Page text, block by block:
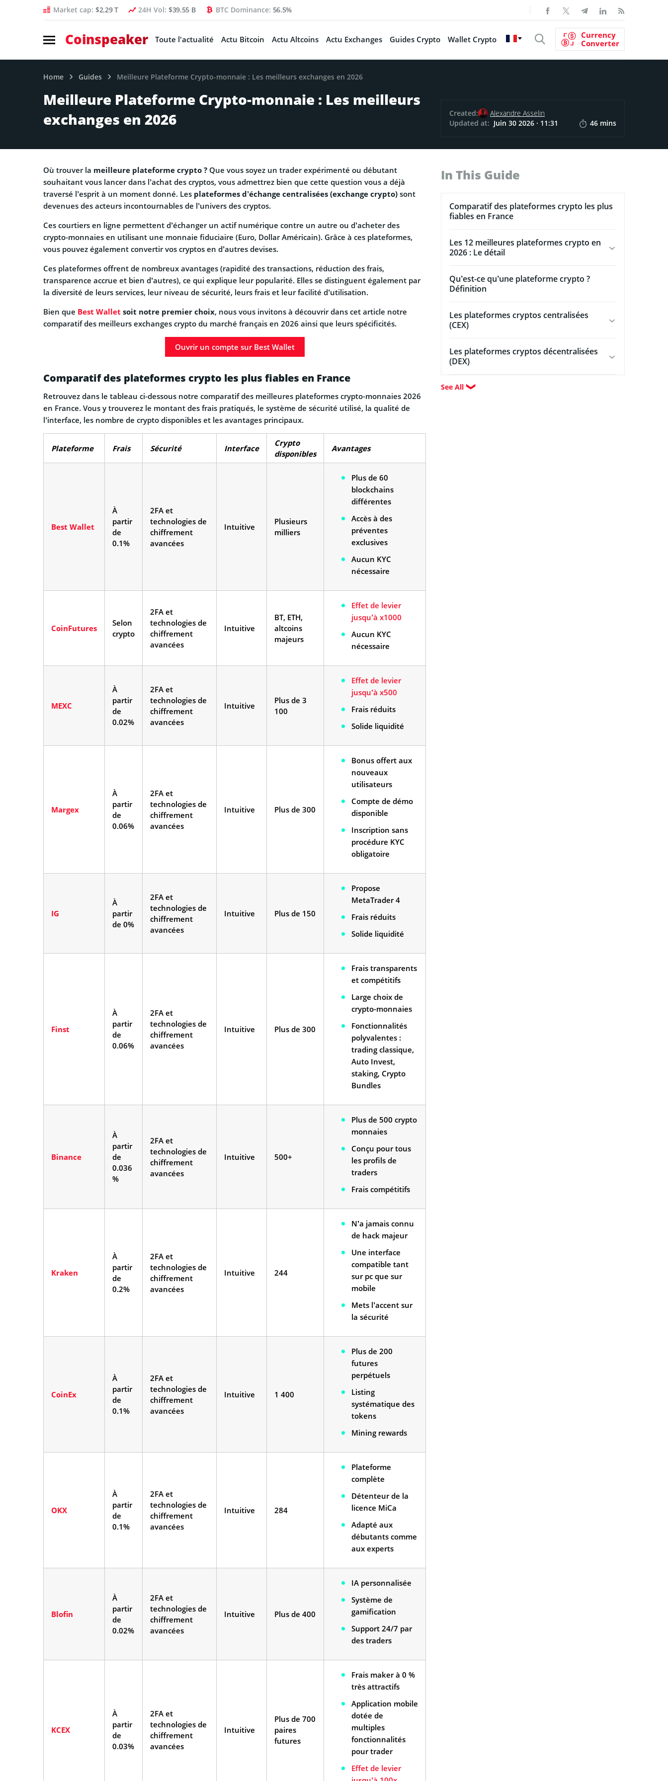
Market cap: $2.29 T 24H Vol: $39.55 B BTC Dominance: 56.5%
Coinspeaker Toute l'actualité Actu Bitcoin Actu Altcoins Actu Exchanges Guides Crypto Wallet Crypto
Currency
Converter
Home Guides Meilleure Plateforme Crypto-monnaie : Les meilleurs exchanges en 2026
Meilleure Plateforme Crypto-monnaie : Les meilleurs
exchanges en 2026
Created:
Alexandre Asselin
Updated at: Juin 30 2026 · 11:31 46 mins
Où trouver la meilleure plateforme crypto ? Que vous soyez un trader expérimenté ou débutant
souhaitant vous lancer dans l’achat des cryptos, vous admettrez bien que cette question vous a déjà
traversé l’esprit à un moment donné. Les plateformes d’échange centralisées (exchange crypto) sont
devenues des acteurs incontournables de l’univers des cryptos.
Ces courtiers en ligne permettent d’échanger un actif numérique contre un autre ou d’acheter des
crypto-monnaies en utilisant une monnaie fiduciaire (Euro, Dollar Américain). Grâce à ces plateformes,
vous pouvez également convertir vos cryptos en d’autres devises.
Ces plateformes offrent de nombreux avantages (rapidité des transactions, réduction des frais,
transparence accrue et bien d’autres), ce qui explique leur popularité. Elles se distinguent également par
la diversité de leurs services, leur niveau de sécurité, leurs frais et leur facilité d’utilisation.
Bien que Best Wallet soit notre premier choix, nous vous invitons à découvrir dans cet article notre
comparatif des meilleurs exchanges crypto du marché français en 2026 ainsi que leurs spécificités.
Ouvrir un compte sur Best Wallet
Comparatif des plateformes crypto les plus fiables en France
Retrouvez dans le tableau ci-dessous notre comparatif des meilleures plateformes crypto-monnaies 2026
en France. Vous y trouverez le montant des frais pratiqués, le système de sécurité utilisé, la qualité de
l’interface, les nombre de crypto disponibles et les avantages principaux.
Plateforme Frais Sécurité Interface
Crypto
disponibles
Avantages
Best Wallet
À
partir
de
0.1%
2FA et
technologies de
chiffrement
avancées
Intuitive
Plusieurs
milliers
Plus de 60
blockchains
différentes
Accès à des
préventes
exclusives
Aucun KYC
nécessaire
CoinFutures
Selon
crypto
2FA et
technologies de
chiffrement
avancées
Intuitive
BT, ETH,
altcoins
majeurs
Effet de levier
jusqu’à x1000
Aucun KYC
nécessaire
MEXC
À
partir
de
0.02%
2FA et
technologies de
chiffrement
avancées
Intuitive
Plus de 3
100
Effet de levier
jusqu’à x500
Frais réduits
Solide liquidité
Margex
À
partir
de
0.06%
2FA et
technologies de
chiffrement
avancées
Intuitive Plus de 300
Bonus offert aux
nouveaux
utilisateurs
Compte de démo
disponible
Inscription sans
procédure KYC
obligatoire
IG
À
partir
de 0%
2FA et
technologies de
chiffrement
avancées
Intuitive Plus de 150
Propose
MetaTrader 4
Frais réduits
Solide liquidité
Finst
À
partir
de
0.06%
2FA et
technologies de
chiffrement
avancées
Intuitive Plus de 300
Frais transparents
et compétitifs
Large choix de
crypto-monnaies
Fonctionnalités
polyvalentes :
trading classique,
Auto Invest,
staking, Crypto
Bundles
Binance
À
partir
de
0.036
%
2FA et
technologies de
chiffrement
avancées
Intuitive 500+
Plus de 500 crypto
monnaies
Conçu pour tous
les profils de
traders
Frais compétitifs
Kraken
À
partir
de
0.2%
2FA et
technologies de
chiffrement
avancées
Intuitive 244
N’a jamais connu
de hack majeur
Une interface
compatible tant
sur pc que sur
mobile
Mets l’accent sur
la sécurité
CoinEx
À
partir
de
0.1%
2FA et
technologies de
chiffrement
avancées
Intuitive 1 400
Plus de 200
futures
perpétuels
Listing
systématique des
tokens
Mining rewards
OKX
À
partir
de
0.1%
2FA et
technologies de
chiffrement
avancées
Intuitive 284
Plateforme
complète
Détenteur de la
licence MiCa
Adapté aux
débutants comme
aux experts
Blofin
À
partir
de
0.02%
2FA et
technologies de
chiffrement
avancées
Intuitive Plus de 400
IA personnalisée
Système de
gamification
Support 24/7 par
des traders
KCEX
À
partir
de
0.03%
2FA et
technologies de
chiffrement
avancées
Intuitive
Plus de 700
paires
futures
Frais maker à 0 %
très attractifs
Application mobile
dotée de
multiples
fonctionnalités
pour trader
Effet de levier
In This Guide
Comparatif des plateformes crypto les plus
fiables en France
Les 12 meilleures plateformes crypto en
2026 : Le détail
Qu’est-ce qu’une plateforme crypto ?
Définition
Les plateformes cryptos centralisées
(CEX)
Les plateformes cryptos décentralisées
(DEX)
See All